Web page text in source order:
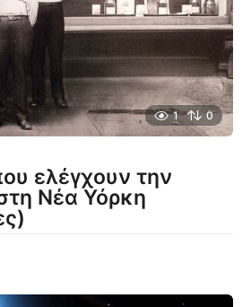
1 0
ελέγχουν την
Νέα Υόρκη